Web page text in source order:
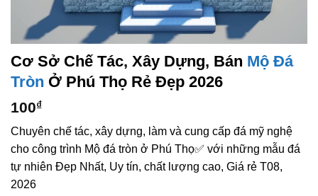
Cơ Sở Chế Tác, Xây Dựng, Bán Mộ Đá
Tròn Ở Phú Thọ Rẻ Đẹp 2026
100₫
Chuyên chế tác, xây dựng, làm và cung cấp đá mỹ nghệ
cho công trình Mộ đá tròn ở Phú Thọ✅ với những mẫu đá
tự nhiên Đẹp Nhất, Uy tín, chất lượng cao, Giá rẻ T08,
2026